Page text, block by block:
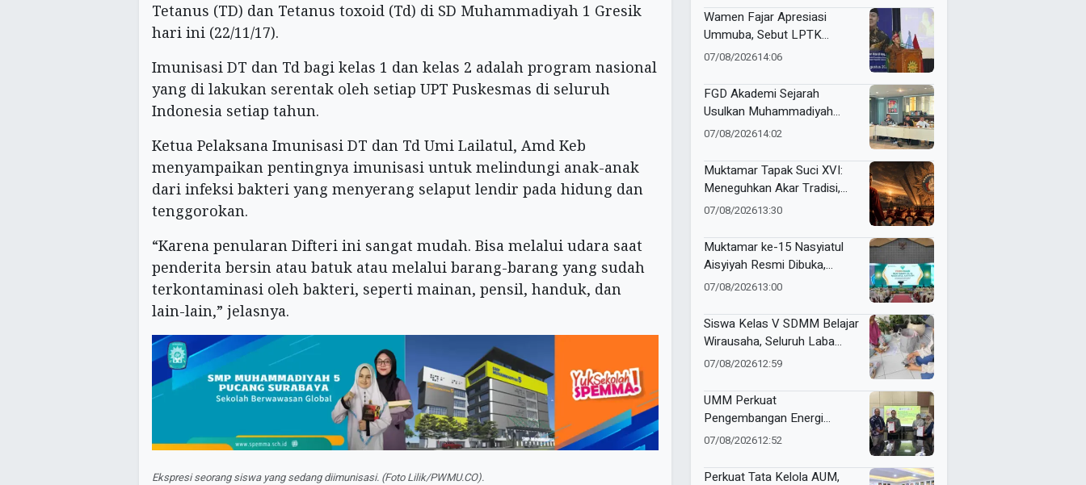
Tetanus (TD) dan Tetanus toxoid (Td) di SD Muhammadiyah 1 Gresik
hari ini (22/11/17).
Imunisasi DT dan Td bagi kelas 1 dan kelas 2 adalah program nasional
yang di lakukan serentak oleh setiap UPT Puskesmas di seluruh
Indonesia setiap tahun.
Ketua Pelaksana Imunisasi DT dan Td Umi Lailatul, Amd Keb
menyampaikan pentingnya imunisasi untuk melindungi anak-anak
dari infeksi bakteri yang menyerang selaput lendir pada hidung dan
tenggorokan.
“Karena penularan Difteri ini sangat mudah. Bisa melalui udara saat
penderita bersin atau batuk atau melalui barang-barang yang sudah
terkontaminasi oleh bakteri, seperti mainan, pensil, handuk, dan
lain-lain,” jelasnya.
Ekspresi seorang siswa yang sedang diimunisasi. (Foto Lilik/PWMU.CO).
Wamen Fajar Apresiasi
Ummuba, Sebut LPTK
Penopang Kemajuan
07/08/202614:06
FGD Akademi Sejarah
Usulkan Muhammadiyah
Corner di PTMA
07/08/202614:02
Muktamar Tapak Suci XVI:
Meneguhkan Akar Tradisi,
Menjemput Masa Depan
07/08/202613:30
Muktamar ke-15 Nasyiatul
Aisyiyah Resmi Dibuka,
Teguhkan Komitmen
Berkemajuan
07/08/202613:00
Siswa Kelas V SDMM Belajar
Wirausaha, Seluruh Laba
Entrepreneur for Charity
07/08/202612:59
UMM Perkuat
Pengembangan Energi
Terbarukan Lewat Varietas
07/08/202612:52
Perkuat Tata Kelola AUM,